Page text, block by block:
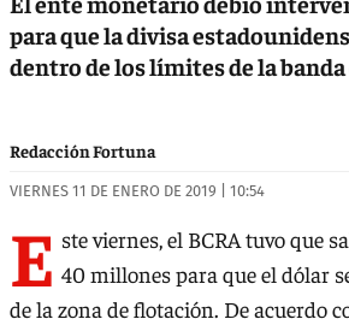
para que la divisa
dentro de los límites de la
Redacción Fortuna
VIERNES 11 DE ENERO DE 2019 | 10:54
E ste viernes, el BCRA tuvo que
40 millones para que el dólar
de la zona de flotación. De acuerdo